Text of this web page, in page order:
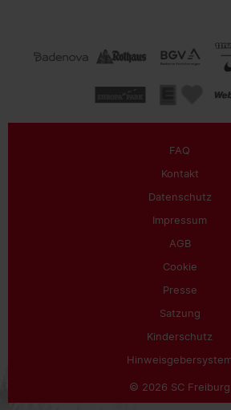
FAQ
Kontakt
Datenschutz
Impressum
AGB
Cookie
Presse
Satzung
Kinderschutz
Hinweisgebersystem
© 2026 SC Freiburg